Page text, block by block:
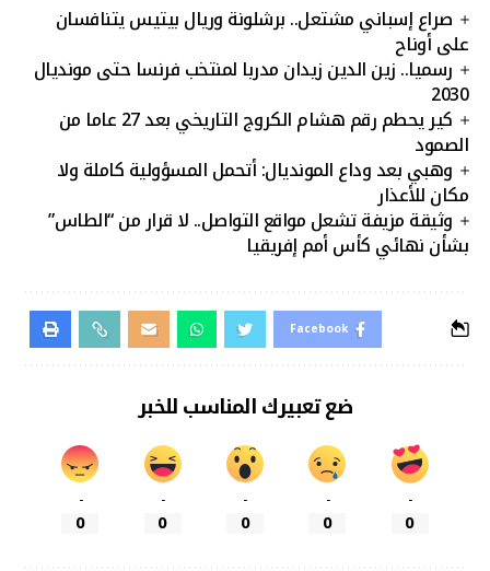
صراع إسباني مشتعل.. برشلونة وريال بيتيس يتنافسان
على أوناح
رسميا.. زين الدين زيدان مدربا لمنتخب فرنسا حتى مونديال
2030
كير يحطم رقم هشام الكروج التاريخي بعد 27 عاما من
الصمود
وهبي بعد وداع المونديال: أتحمل المسؤولية كاملة ولا
مكان للأعذار
وثيقة مزيفة تشعل مواقع التواصل.. لا قرار من “الطاس”
بشأن نهائي كأس أمم إفريقيا
Facebook
ضع تعبيرك المناسب للخبر
-
0
-
0
-
0
-
0
-
0